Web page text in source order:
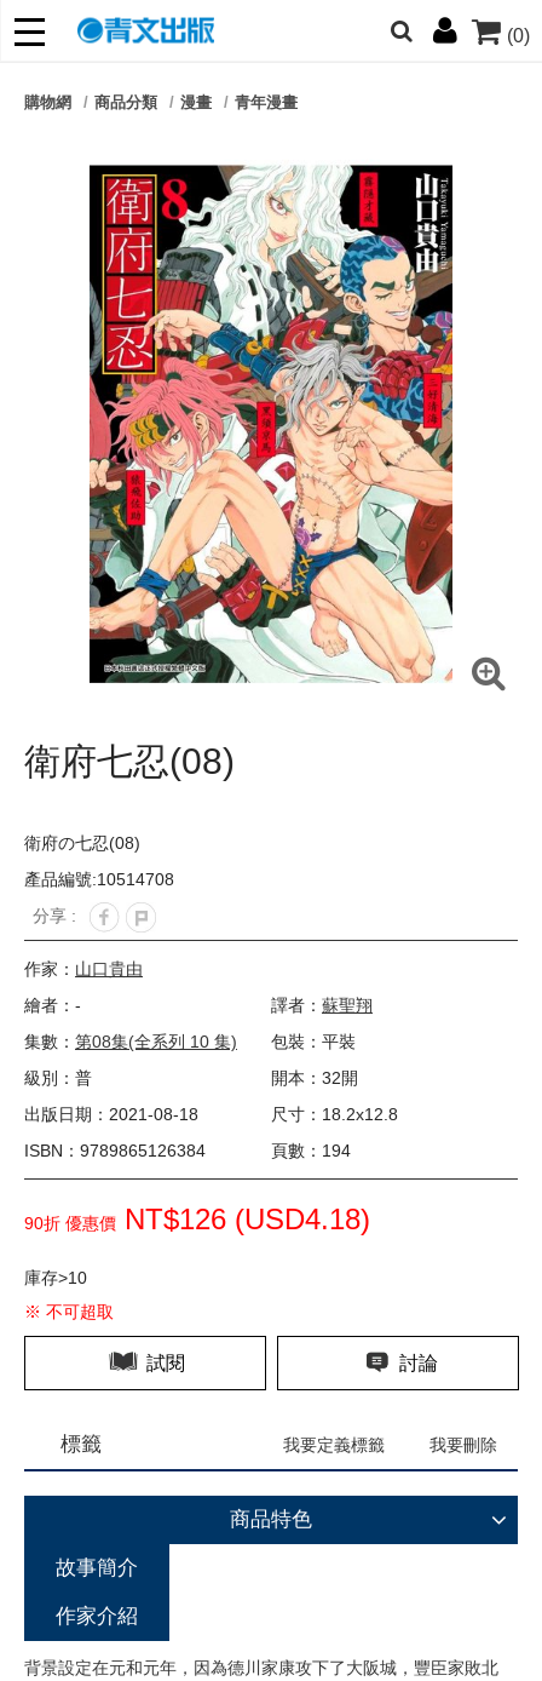
(0)
朋友們，提高警覺！
購物網 商品分類 漫畫 青年漫畫
衛府七忍(08)
衛府の七忍(08)
產品編號:10514708
分享 :
作家： 山口貴由
繪者：-
譯者： 蘇聖翔
集數： 第08集(全系列 10 集)
包裝：平裝
級別：普
開本：32開
出版日期：2021-08-18
尺寸：18.2x12.8
ISBN：9789865126384
頁數：194
90折 優惠價 NT$126 (USD4.18)
庫存>10
※ 不可超取
試閱 討論
標籤 我要定義標籤 我要刪除
商品特色
故事簡介
作家介紹
背景設定在元和元年，因為德川家康攻下了大阪城，豐臣家敗北